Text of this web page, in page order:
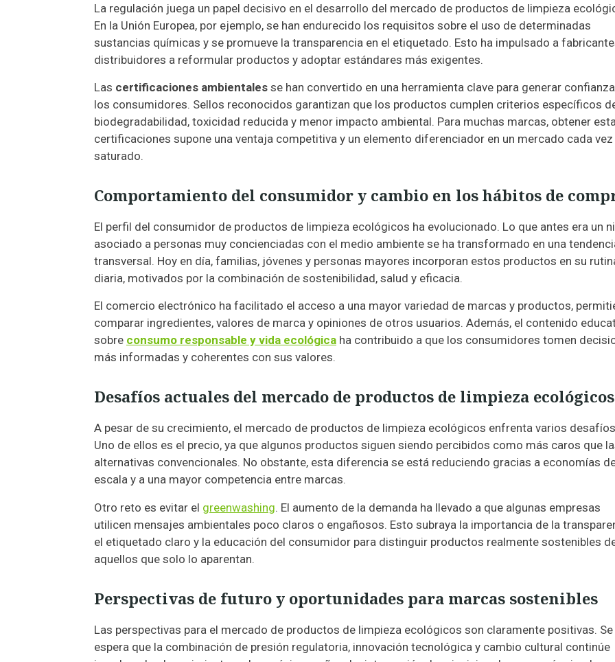
La regulación juega un papel decisivo en el desarrollo del mercado de productos de limpieza
En la Unión Europea, por ejemplo, se han endurecido los requisitos sobre el uso de determinadas
sustancias químicas y se promueve la transparencia en el etiquetado. Esto ha impulsado a
distribuidores a reformular productos y adoptar estándares más exigentes.
Las certificaciones ambientales se han convertido en una herramienta clave para generar
los consumidores. Sellos reconocidos garantizan que los productos cumplen criterios específicos
biodegradabilidad, toxicidad reducida y menor impacto ambiental. Para muchas marcas, obtener
certificaciones supone una ventaja competitiva y un elemento diferenciador en un mercado cada
saturado.
Comportamiento del consumidor y cambio en los hábitos de
El perfil del consumidor de productos de limpieza ecológicos ha evolucionado. Lo que antes era un
asociado a personas muy concienciadas con el medio ambiente se ha transformado en una
transversal. Hoy en día, familias, jóvenes y personas mayores incorporan estos productos en su
diaria, motivados por la combinación de sostenibilidad, salud y eficacia.
El comercio electrónico ha facilitado el acceso a una mayor variedad de marcas y productos,
comparar ingredientes, valores de marca y opiniones de otros usuarios. Además, el contenido
sobre consumo responsable y vida ecológica ha contribuido a que los consumidores tomen
más informadas y coherentes con sus valores.
Desafíos actuales del mercado de productos de limpieza ecológicos
A pesar de su crecimiento, el mercado de productos de limpieza ecológicos enfrenta varios
Uno de ellos es el precio, ya que algunos productos siguen siendo percibidos como más caros que
alternativas convencionales. No obstante, esta diferencia se está reduciendo gracias a economías
escala y a una mayor competencia entre marcas.
Otro reto es evitar el greenwashing. El aumento de la demanda ha llevado a que algunas empresas
utilicen mensajes ambientales poco claros o engañosos. Esto subraya la importancia de la
el etiquetado claro y la educación del consumidor para distinguir productos realmente sostenibles
aquellos que solo lo aparentan.
Perspectivas de futuro y oportunidades para marcas sostenibles
Las perspectivas para el mercado de productos de limpieza ecológicos son claramente positivas. Se
espera que la combinación de presión regulatoria, innovación tecnológica y cambio cultural continúe